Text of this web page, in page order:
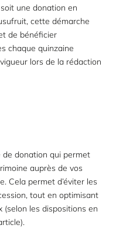
une donation en
cette démarche
de bénéficier
chaque quinzaine
lors de la rédaction
donation qui permet
auprès de vos
Cela permet d’éviter les
tout en optimisant
(selon les dispositions en